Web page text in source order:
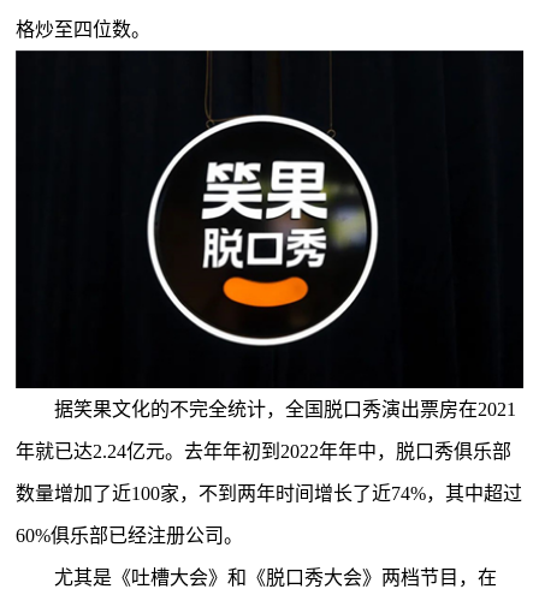
格炒至四位数。
据笑果文化的不完全统计，全国脱口秀演出票房在2021
年就已达2.24亿元。去年年初到2022年年中，脱口秀俱乐部
数量增加了近100家，不到两年时间增长了近74%，其中超过
60%俱乐部已经注册公司。
尤其是《吐槽大会》和《脱口秀大会》两档节目，在